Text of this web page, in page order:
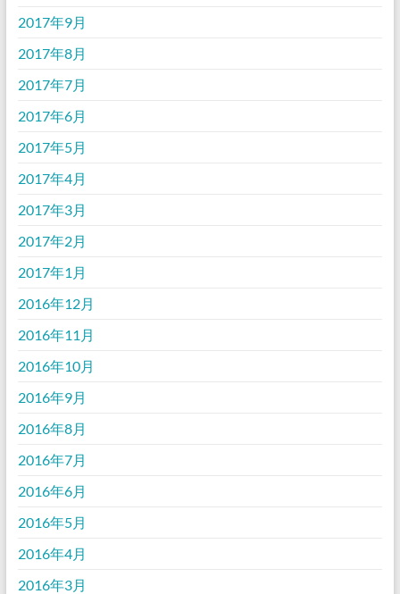
2017年9月
2017年8月
2017年7月
2017年6月
2017年5月
2017年4月
2017年3月
2017年2月
2017年1月
2016年12月
2016年11月
2016年10月
2016年9月
2016年8月
2016年7月
2016年6月
2016年5月
2016年4月
2016年3月